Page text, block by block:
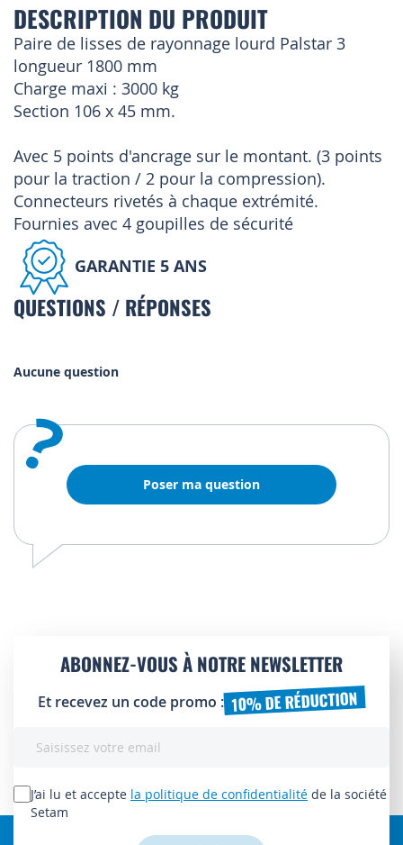
DESCRIPTION DU PRODUIT
Paire de lisses de rayonnage lourd Palstar 3
longueur 1800 mm
Charge maxi : 3000 kg
Section 106 x 45 mm.
Avec 5 points d'ancrage sur le montant. (3 points
pour la traction / 2 pour la compression).
Connecteurs rivetés à chaque extrémité.
Fournies avec 4 goupilles de sécurité
GARANTIE 5 ANS
QUESTIONS / RÉPONSES
Aucune question
? Poser ma question
ABONNEZ-VOUS À NOTRE NEWSLETTER
Et recevez un code promo : 10% DE RÉDUCTION
lettre
d’information
J’ai lu et accepte la politique de confidentialité de la société
Setam